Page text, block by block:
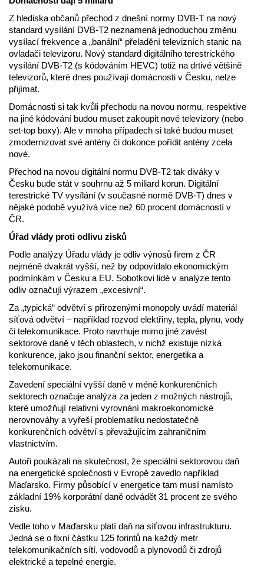
Z hlediska občanů přechod z dnešní normy DVB-T na nový
standard vysílání DVB-T2 neznamená jednoduchou změnu
vysílací frekvence a „banální“ přeladění televizních stanic na
ovladači televizoru. Nový standard digitálního terestrického
vysílání DVB-T2 (s kódováním HEVC) totiž na drtivé většině
televizorů, které dnes používají domácnosti v Česku, nelze
přijímat.
Domácnosti si tak kvůli přechodu na novou normu, respektive
na jiné kódování budou muset zakoupit nové televizory (nebo
set-top boxy). Ale v mnoha případech si také budou muset
zmodernizovat své antény či dokonce pořídit antény zcela
nové.
Přechod na novou digitální normu DVB-T2 tak diváky v
Česku bude stát v souhrnu až 5 miliard korun. Digitální
terestrické TV vysílání (v současné normě DVB-T) dnes v
nějaké podobě využívá více než 60 procent domácností v
ČR.
Úřad vlády proti odlivu zisků
Podle analýzy Úřadu vlády je odliv výnosů firem z ČR
nejméně dvakrát vyšší, než by odpovídalo ekonomickým
podmínkám v Česku a EU. Sobotkovi lidé v analýze tento
odliv označují výrazem „excesivní“.
Za „typická“ odvětví s přirozenými monopoly uvádí materiál
síťová odvětví – například rozvod elektřiny, tepla, plynu, vody
či telekomunikace. Proto navrhuje mimo jiné zavést
sektorové daně v těch oblastech, v nichž existuje nízká
konkurence, jako jsou finanční sektor, energetika a
telekomunikace.
Zavedení speciální vyšší daně v méně konkurenčních
sektorech označuje analýza za jeden z možných nástrojů,
které umožňují relativní vyrovnání makroekonomické
nerovnováhy a vyřeší problematiku nedostatečně
konkurenčních odvětví s převažujícím zahraničním
vlastnictvím.
Autoři poukázali na skutečnost, že speciální sektorovou daň
na energetické společnosti v Evropě zavedlo například
Maďarsko. Firmy působící v energetice tam musí namísto
základní 19% korporátní daně odvádět 31 procent ze svého
zisku.
Vedle toho v Maďarsku platí daň na síťovou infrastrukturu.
Jedná se o fixní částku 125 forintů na každý metr
telekomunikačních sítí, vodovodů a plynovodů či zdrojů
elektrické a tepelné energie.